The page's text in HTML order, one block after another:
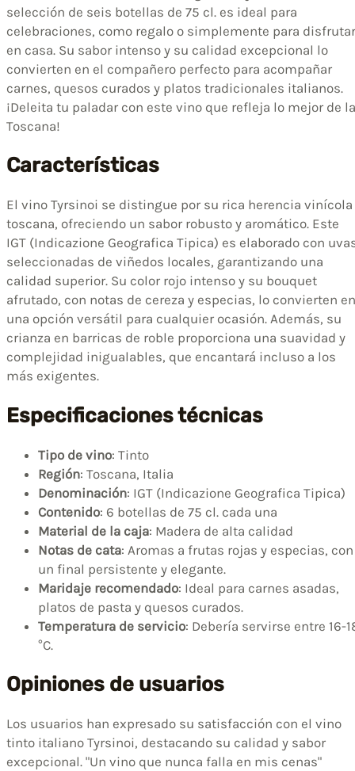
selección de seis botellas de 75 cl. es ideal para
celebraciones, como regalo o simplemente para disfrutar
en casa. Su sabor intenso y su calidad excepcional lo
convierten en el compañero perfecto para acompañar
carnes, quesos curados y platos tradicionales italianos.
¡Deleita tu paladar con este vino que refleja lo mejor de la
Toscana!
Características
El vino Tyrsinoi se distingue por su rica herencia vinícola
toscana, ofreciendo un sabor robusto y aromático. Este
IGT (Indicazione Geografica Tipica) es elaborado con
seleccionadas de viñedos locales, garantizando una
calidad superior. Su color rojo intenso y su bouquet
afrutado, con notas de cereza y especias, lo convierten en
una opción versátil para cualquier ocasión. Además, su
crianza en barricas de roble proporciona una suavidad y
complejidad inigualables, que encantará incluso a los
más exigentes.
Especificaciones técnicas
Tipo de vino: Tinto
Región: Toscana, Italia
Denominación: IGT (Indicazione Geografica Tipica)
Contenido: 6 botellas de 75 cl. cada una
Material de la caja: Madera de alta calidad
Notas de cata: Aromas a frutas rojas y especias, con
un final persistente y elegante.
Maridaje recomendado: Ideal para carnes asadas,
platos de pasta y quesos curados.
Temperatura de servicio: Debería servirse entre 16-
°C.
Opiniones de usuarios
Los usuarios han expresado su satisfacción con el vino
tinto italiano Tyrsinoi, destacando su calidad y sabor
excepcional. "Un vino que nunca falla en mis cenas"